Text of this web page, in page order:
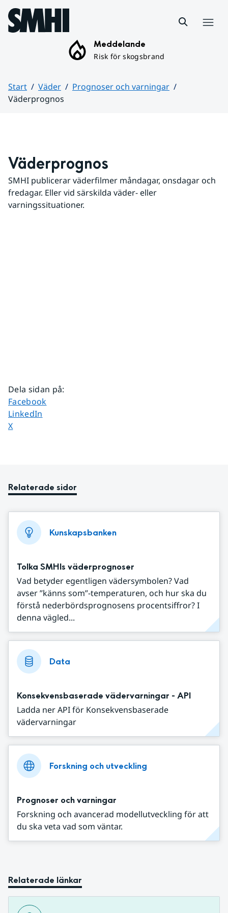
Hoppa till sidans innehåll
Meddelande
Risk för skogsbrand
Start Väder
Prognoser och varningar
Väderprognos
Väderprognos
SMHI publicerar väderfilmer måndagar, onsdagar och
fredagar. Eller vid särskilda väder- eller
varningssituationer.
Dela sidan på:
Dela sidan på
Facebook
Dela sidan på
LinkedIn
Dela sidan på
X
Relaterade sidor
Kunskapsbanken
Tolka SMHIs väderprognoser
Vad betyder egentligen vädersymbolen? Vad
avser ”känns som”-temperaturen, och hur ska du
förstå nederbördsprognosens procentsiffror? I
denna vägled...
Data
Konsekvensbaserade vädervarningar - API
Ladda ner API för Konsekvensbaserade
vädervarningar
Forskning och utveckling
Prognoser och varningar
Forskning och avancerad modellutveckling för att
du ska veta vad som väntar.
Relaterade länkar